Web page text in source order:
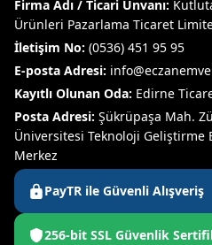
Firma Adı / Ticari Ünvanı:
Ürünleri Pazarlama Ticaret
İletişim No: (0536) 451 95 95
E-posta Adresi:
Kayıtlı Olunan Oda: Edirne
Posta Adresi: Şükrüpaşa Mah.
Üniversitesi Teknoloji Geliştirme
Merkez
PayTR ile Güvenli Alışveriş
256-bit SSL Güvenlik